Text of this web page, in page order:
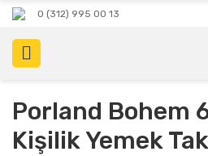
0 (312) 995 00 13
Porland Bohem
Kişilik Yemek